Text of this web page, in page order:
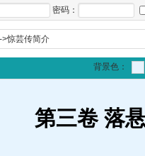
密码：
>惊芸传简介
背景色：
第三卷 落